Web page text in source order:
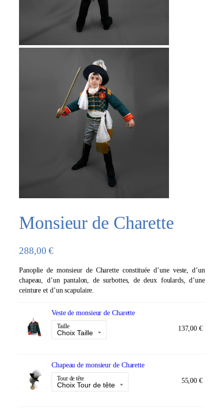
Monsieur de Charette
288,00€
Panoplie de monsieur de Charette constituée d’une veste, d’un
chapeau, d’un pantalon, de surbottes, de deux foulards, d’une
ceinture et d’un scapulaire.
Veste de monsieur de Charette
Taille 137,00€
Chapeau de monsieur de Charette
Tour de tête 55,00€